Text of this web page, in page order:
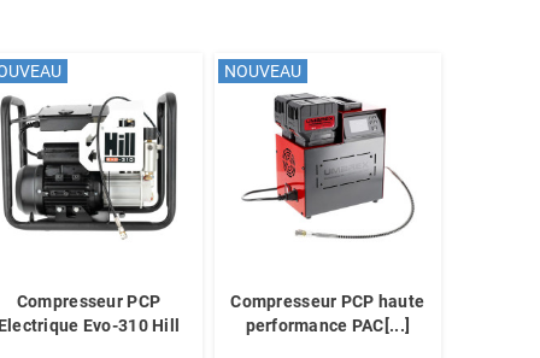
Compresseur PCP
Electrique Evo-310 Hill
NOUVEAU
Compresseur PCP haute
performance PAC[...]